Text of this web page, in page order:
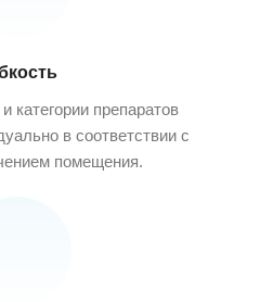
категории препаратов
в соответствии с
помещения.